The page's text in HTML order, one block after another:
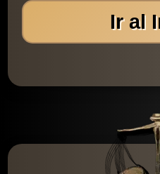
Ir al